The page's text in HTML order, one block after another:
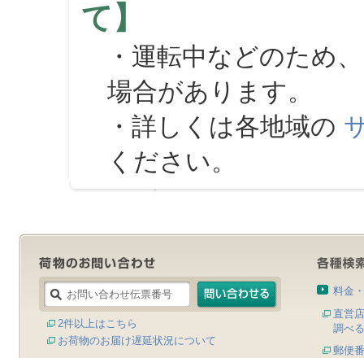
て】
・運転中などのため
場合があります。
・詳しくは各地域の
ください。
2件以上はこちら
お荷物のお届け遅延状況について
料金
直営
調べる
郵便